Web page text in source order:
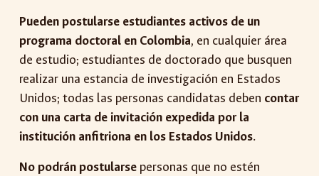
Pueden postularse estudiantes activos de un
programa doctoral en Colombia, en cualquier área
de estudio; estudiantes de doctorado que busquen
realizar una estancia de investigación en Estados
Unidos; todas las personas candidatas deben contar
con una carta de invitación expedida por la
institución anfitriona en los Estados Unidos.
No podrán postularse personas que no estén